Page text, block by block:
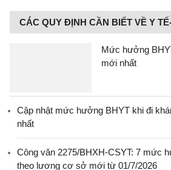
CÁC QUY ĐỊNH CẦN BIẾT VỀ Y
Mức hưởng
mới nhất
Cập nhật mức hưởng BHYT khi đi
nhất
Công văn 2275/BHXH-CSYT: 7 mức
theo lương cơ sở mới từ 01/7/2026